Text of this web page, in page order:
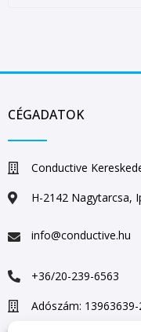
CÉGADATOK
Conductive
H-2142 Nagytarcsa,
info@conductive.hu
+36/20-239-6563
Adószám: 13963639-